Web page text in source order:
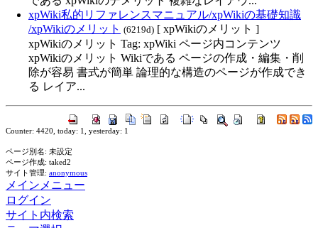
xpWiki私的リファレンスマニュアル​/xpWikiの基礎知識​
/xpWikiのメリット (6219d) [ xpWikiのメリット ]
xpWikiのメリット Tag: xpWiki ページ内コンテンツ
xpWikiのメリット Wikiである ページの作成・編集・削
除が容易 書式が簡単 論理的な構造のページが作成でき
る レイア...
Counter: 4420, today: 1, yesterday: 1
ページ別名: 未設定
ページ作成: taked2
サイト管理: anonymous
メインメニュー
ログイン
サイト内検索